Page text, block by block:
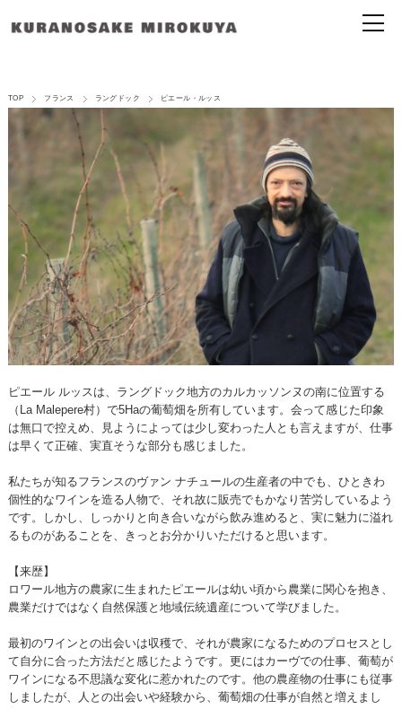
TOP フランス ラングドック ピエール・ルッス
ピエール ルッスは、ラングドック地方のカルカッソンヌの南に位置する
（La Malepere村）で5Haの葡萄畑を所有しています。会って感じた印象
は無口で控えめ、見ようによっては少し変わった人とも言えますが、仕事
は早くて正確、実直そうな部分も感じました。
私たちが知るフランスのヴァン ナチュールの生産者の中でも、ひときわ
個性的なワインを造る人物で、それ故に販売でもかなり苦労しているよう
です。しかし、しっかりと向き合いながら飲み進めると、実に魅力に溢れ
るものがあることを、きっとお分かりいただけると思います。
【来歴】
ロワール地方の農家に生まれたピエールは幼い頃から農業に関心を抱き、
農業だけではなく自然保護と地域伝統遺産について学びました。
最初のワインとの出会いは収穫で、それが農家になるためのプロセスとし
て自分に合った方法だと感じたようです。更にはカーヴでの仕事、葡萄が
ワインになる不思議な変化に惹かれたのです。他の農産物の仕事にも従事
しましたが、人との出会いや経験から、葡萄畑の仕事が自然と増えまし